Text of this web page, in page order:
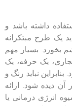
داشته باشد و
یک طرح مبتکرانه
بخورد. بسیار مهم
یک حرفه، یک
نباید رنگ و
آن دیده شود. ارائه
انرژی درمانی یا